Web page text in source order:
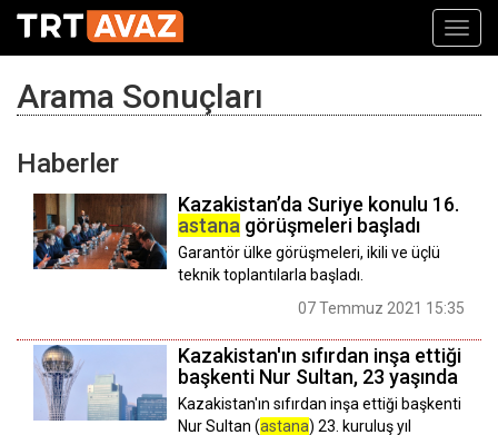
Arama Sonuçları
Haberler
Kazakistan’da Suriye konulu 16.
astana görüşmeleri başladı
Garantör ülke görüşmeleri, ikili ve üçlü
teknik toplantılarla başladı.
07 Temmuz 2021 15:35
Kazakistan'ın sıfırdan inşa ettiği
başkenti Nur Sultan, 23 yaşında
Kazakistan'ın sıfırdan inşa ettiği başkenti
Nur Sultan (astana) 23. kuruluş yıl